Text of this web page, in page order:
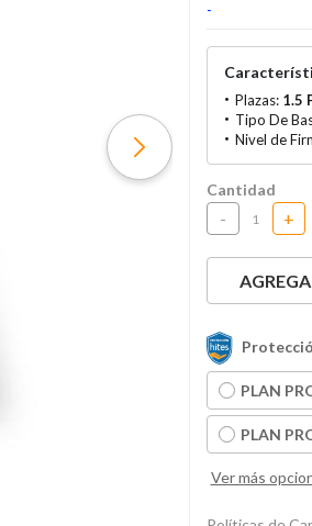
-
Plazas: 1.5
Tipo De
Nivel de
Cantidad
- +
PLAN
PLAN
Ver más